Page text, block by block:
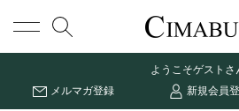
メニュー
ようこそゲストさ
メルマガ登録
新規会員